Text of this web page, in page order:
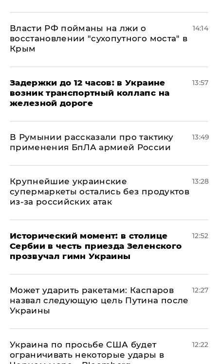
Власти РФ пойманы на лжи о
восстановлении "сухопутного моста" в
Крым
14:14
Задержки до 12 часов: в Украине
возник транспортный коллапс на
железной дороге
13:57
В Румынии рассказали про тактику
применения БпЛА армией России
13:49
Крупнейшие украинские
супермаркеты остались без продуктов
из-за российских атак
13:28
Исторический момент: в столице
Сербии в честь приезда Зеленского
прозвучал гимн Украины
12:52
Может ударить ракетами: Каспаров
назвал следующую цель Путина после
Украины
12:27
Украина по просьбе США будет
ограничивать некоторые удары в
12:22